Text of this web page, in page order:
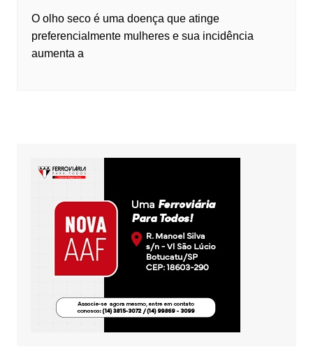
O olho seco é uma doença que atinge
preferencialmente mulheres e sua incidência
aumenta a